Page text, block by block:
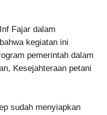
Fajar dalam
kegiatan ini
pemerintah dalam
Kesejahteraan petani
sudah menyiapkan